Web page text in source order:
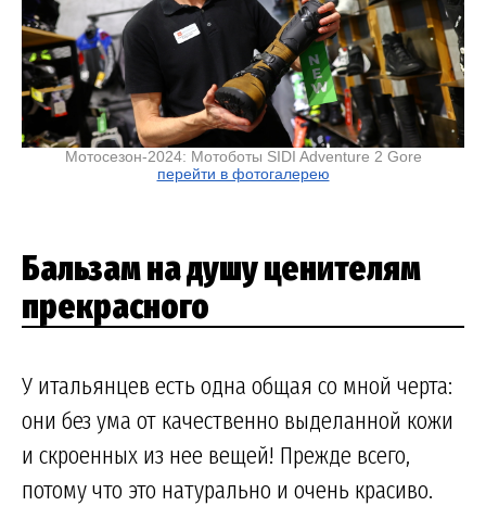
Мотосезон-2024: Мотоботы SIDI Adventure 2 Gore
перейти в фотогалерею
Бальзам на душу ценителям
прекрасного
У итальянцев есть одна общая со мной черта:
они без ума от качественно выделанной кожи
и скроенных из нее вещей! Прежде всего,
потому что это натурально и очень красиво.